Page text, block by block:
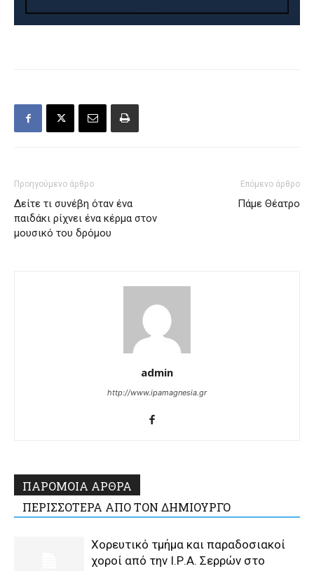
Προηγούμενο άρθρο
Δείτε τι συνέβη όταν ένα
παιδάκι ρίχνει ένα κέρμα στον
μουσικό του δρόμου
Επόμενο άρθρο
Πάμε Θέατρο
admin
http://www.ipamagnesia.gr
ΠΑΡΟΜΟΙΑ ΑΡΘΡΑ
ΠΕΡΙΣΣΟΤΕΡΑ ΑΠΟ ΤΟΝ ΔΗΜΙΟΥΡΓΟ
Χορευτικό τμήμα και παραδοσιακοί
χοροί από την Ι.Ρ.Α. Σερρών στο